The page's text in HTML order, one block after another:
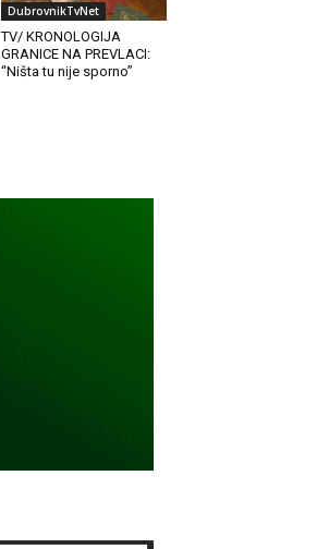
DubrovnikTvNet
TV/ KRONOLOGIJA
GRANICE NA PREVLACI:
“Ništa tu nije sporno”